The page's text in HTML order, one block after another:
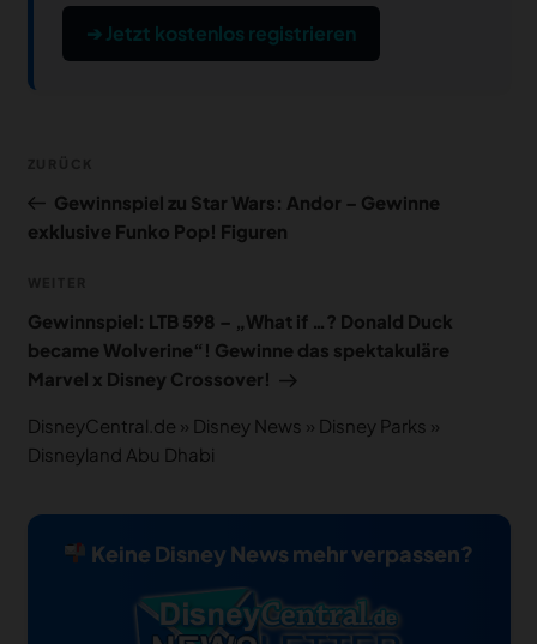
➔ Jetzt kostenlos registrieren
BeitragGewinnspiel zu Star Wars: Andor – Gewinne
exklusive Funko Pop! Figuren
Beitrag
Gewinnspiel: LTB 598 – „What if …? Donald Duck
became Wolverine“! Gewinne das spektakuläre
Marvel x Disney Crossover!
DisneyCentral.de » Disney News » Disney Parks »
Disneyland Abu Dhabi
Keine Disney News mehr verpassen?